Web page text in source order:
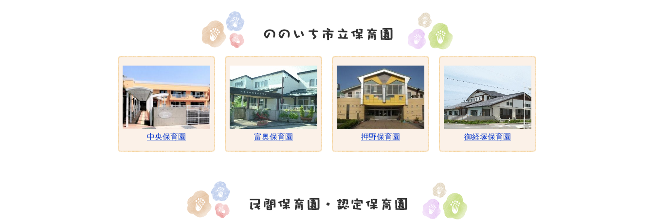
中央保育園 富奥保育園 押野保育園 御経塚保育園